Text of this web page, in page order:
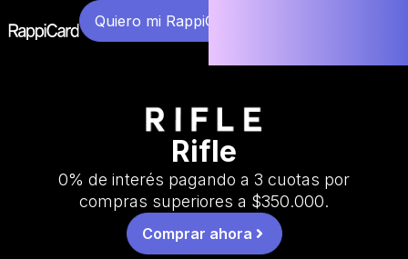
Quiero mi RappiCard
Rifle
0% de interés pagando a 3 cuotas por
compras superiores a $350.000.
Comprar ahora